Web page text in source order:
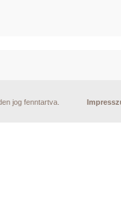
jog fenntartva.